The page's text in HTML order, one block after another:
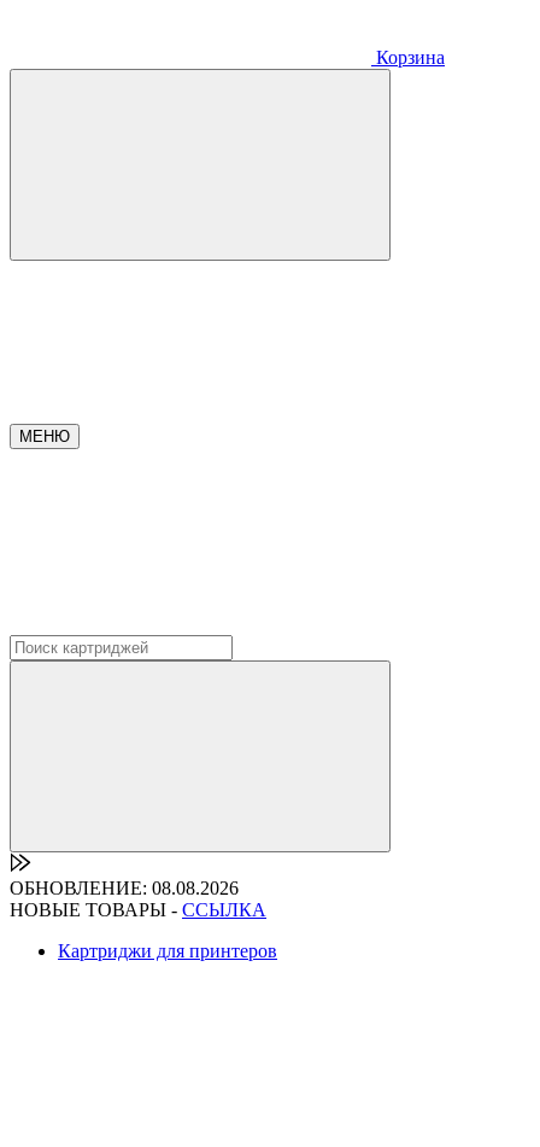
Корзина
МЕНЮ
ОБНОВЛЕНИЕ: 08.08.2026
НОВЫЕ ТОВАРЫ - ССЫЛКА
Картриджи для принтеров